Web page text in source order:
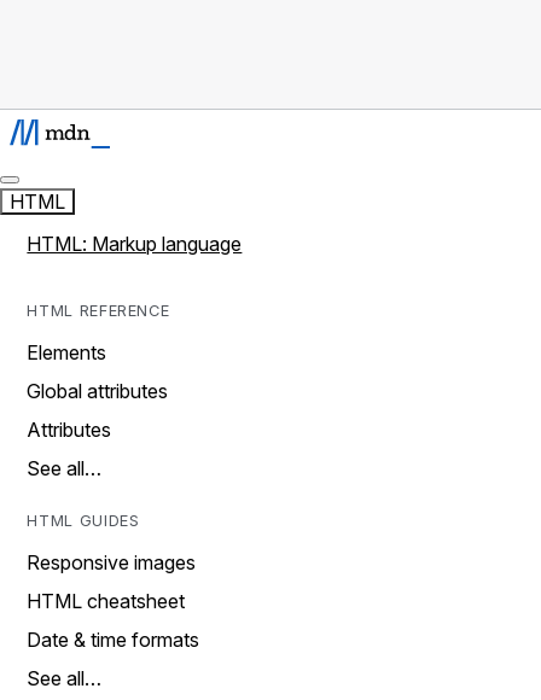
HTML
HTML: Markup language
HTML REFERENCE
Elements
Global attributes
Attributes
See all…
HTML GUIDES
Responsive images
HTML cheatsheet
Date & time formats
See all…